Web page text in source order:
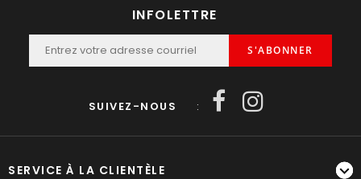
INFOLETTRE
S'ABONNER
SUIVEZ-NOUS :
SERVICE À LA CLIENTÈLE